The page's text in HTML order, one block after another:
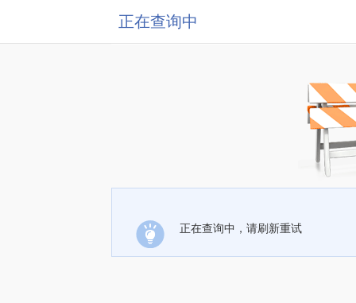
正在查询中
正在查询中，请刷新重试